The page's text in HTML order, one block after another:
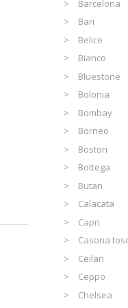
Barcelona
Bari
Belice
Bianco
Bluestone
Bolonia
Bombay
Borneo
Boston
Bottega
Butan
Calacata
Capri
Casona
Ceilan
Ceppo
Chelsea